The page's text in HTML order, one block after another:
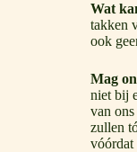
Wat
takken
ook
Mag
niet bij
van
zullen
vóórdat